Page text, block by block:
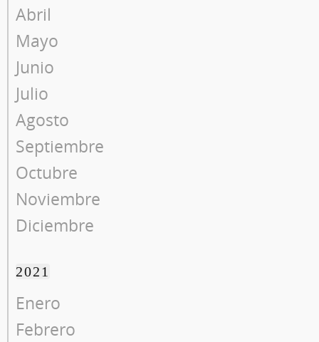
Abril
Mayo
Junio
Julio
Agosto
Septiembre
Octubre
Noviembre
Diciembre
2021
Enero
Febrero